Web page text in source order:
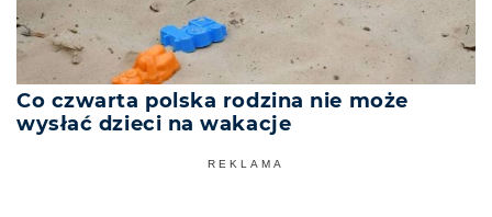
Co czwarta polska rodzina nie może
wysłać dzieci na wakacje
REKLAMA